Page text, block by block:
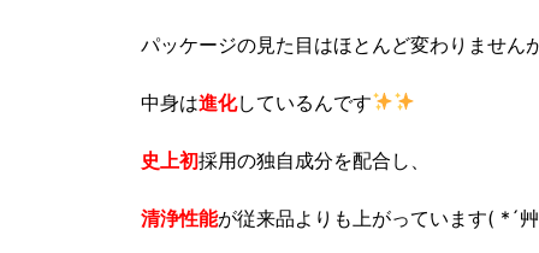
パッケージの見た目はほとんど変わりません
中身は進化しているんです
史上初採用の独自成分を配合し、
清浄性能が従来品よりも上がっています( *´